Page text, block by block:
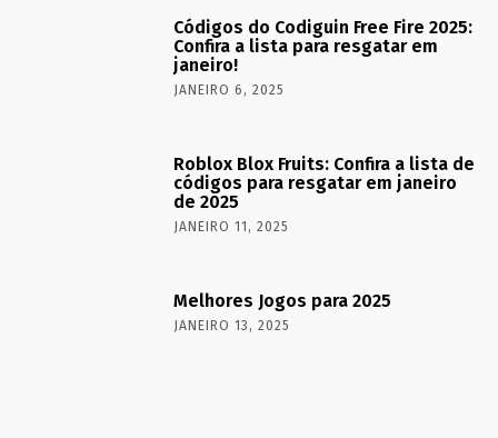
Códigos do Codiguin Free Fire 2025:
Confira a lista para resgatar em
janeiro!
JANEIRO 6, 2025
Roblox Blox Fruits: Confira a lista de
códigos para resgatar em janeiro
de 2025
JANEIRO 11, 2025
Melhores Jogos para 2025
JANEIRO 13, 2025